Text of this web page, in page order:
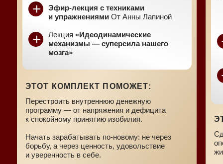
ЭТОТ КОМПЛЕКТ ПОМОЖЕТ:
Перестроить внутреннюю денежную
программу — от напряжения и дефицита
к спокойному принятию изобилия.
Начать зарабатывать по-новому: не через
борьбу, а через ценность, удовольствие
и уверенность в себе.
+
+
Эфир-лекция с техниками
и упражнениями От Анны Лапиной
Лекция «Идеодинамические
механизмы — суперсила нашего
мозга»